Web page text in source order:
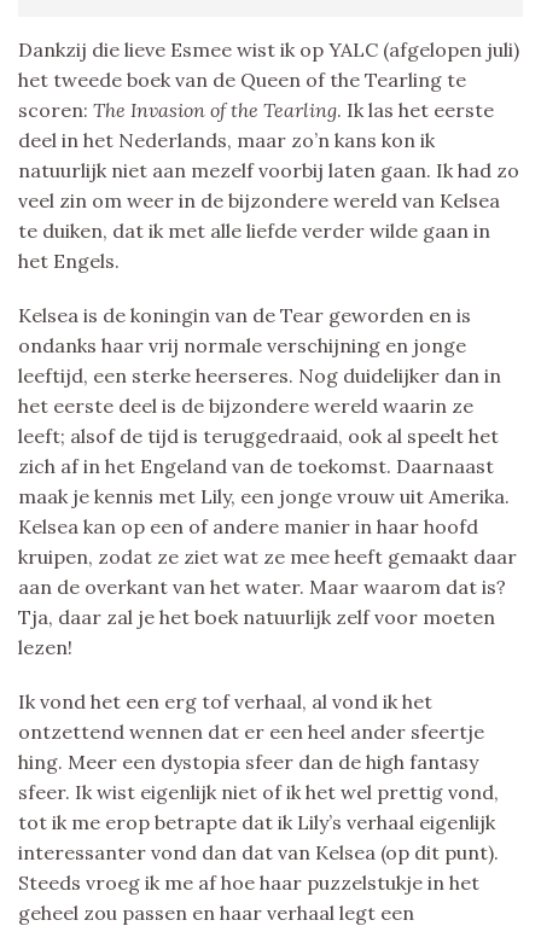
Dankzij die lieve Esmee wist ik op YALC (afgelopen juli)
het tweede boek van de Queen of the Tearling te
scoren: The Invasion of the Tearling. Ik las het eerste
deel in het Nederlands, maar zo’n kans kon ik
natuurlijk niet aan mezelf voorbij laten gaan. Ik had zo
veel zin om weer in de bijzondere wereld van Kelsea
te duiken, dat ik met alle liefde verder wilde gaan in
het Engels.
Kelsea is de koningin van de Tear geworden en is
ondanks haar vrij normale verschijning en jonge
leeftijd, een sterke heerseres. Nog duidelijker dan in
het eerste deel is de bijzondere wereld waarin ze
leeft; alsof de tijd is teruggedraaid, ook al speelt het
zich af in het Engeland van de toekomst. Daarnaast
maak je kennis met Lily, een jonge vrouw uit Amerika.
Kelsea kan op een of andere manier in haar hoofd
kruipen, zodat ze ziet wat ze mee heeft gemaakt daar
aan de overkant van het water. Maar waarom dat is?
Tja, daar zal je het boek natuurlijk zelf voor moeten
lezen!
Ik vond het een erg tof verhaal, al vond ik het
ontzettend wennen dat er een heel ander sfeertje
hing. Meer een dystopia sfeer dan de high fantasy
sfeer. Ik wist eigenlijk niet of ik het wel prettig vond,
tot ik me erop betrapte dat ik Lily’s verhaal eigenlijk
interessanter vond dan dat van Kelsea (op dit punt).
Steeds vroeg ik me af hoe haar puzzelstukje in het
geheel zou passen en haar verhaal legt een